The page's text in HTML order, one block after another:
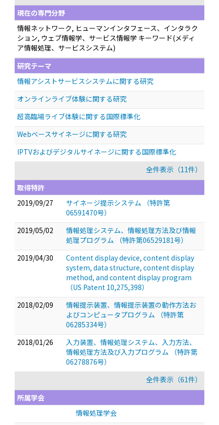
現在の専門分野
情報ネットワーク, ヒューマンインタフェース、インタラク
ション, ウェブ情報学、サービス情報学 キーワード(メディ
ア情報処理、サービスシステム)
研究テーマ
情報アシストサービスシステムに関する研究
オンラインライブ体験に関する研究
超高臨場ライブ体験に関する国際標準化
Webベースサイネージに関する研究
IPTVおよびデジタルサイネージに関する国際標準化
全件表示（11件）
取得特許
2019/09/27
サイネージ提示システム （特許第
06591470号）
2019/05/02
情報処理システム、情報処理方法及び情報
処理プログラム （特許第06529181号）
2019/04/30
Content display device, content display
system, data structure, content display
method, and content display program
（US Patent 10,275,398）
2018/02/09
情報提示装置、情報提示装置の動作方法お
よびコンピュータプログラム （特許第
06285334号）
2018/01/26
入力装置、情報処理システム、入力方法、
情報処理方法及び入力プログラム （特許第
06278876号）
全件表示（61件）
所属学会
情報処理学会